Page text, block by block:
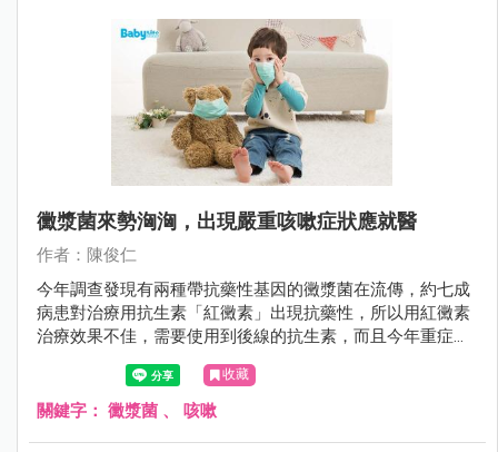
黴漿菌來勢洶洶，出現嚴重咳嗽症狀應就醫
作者：陳俊仁
今年調查發現有兩種帶抗藥性基因的黴漿菌在流傳，約七成
病患對治療用抗生素「紅黴素」出現抗藥性，所以用紅黴素
治療效果不佳，需要使用到後線的抗生素，而且今年重症的
病患也增加，可能會進入大流行期，家長要多注意。
收藏
關鍵字： 黴漿菌 、 咳嗽